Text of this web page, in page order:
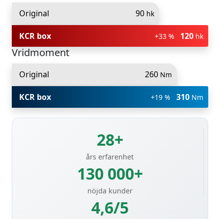
Original 90 hk
KCR box +33 % 120 hk
Vridmoment
Original 260 Nm
KCR box +19 % 310 Nm
28+
års erfarenhet
130 000+
nöjda kunder
4,6/5